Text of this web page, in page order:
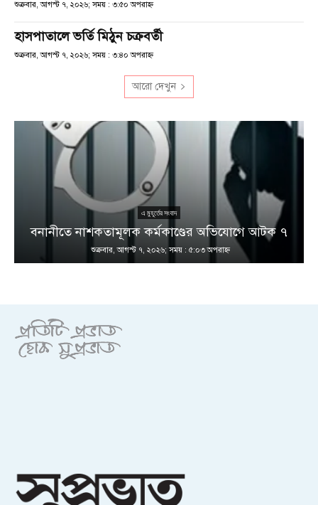
শুক্রবার, আগস্ট ৭, ২০২৬; সময় : ৩:৫০ অপরাহ্ণ
হাসপাতালে ভর্তি মিঠুন চক্রবর্তী
শুক্রবার, আগস্ট ৭, ২০২৬; সময় : ৩:৪০ অপরাহ্ণ
আরো দেখুন
এ মুহূর্তের সংবাদ
বনানীতে নাশকতামূলক কর্মকাণ্ডের অভিযোগে আটক ৭
শুক্রবার, আগস্ট ৭, ২০২৬; সময় : ৫:০৩ অপরাহ্ণ